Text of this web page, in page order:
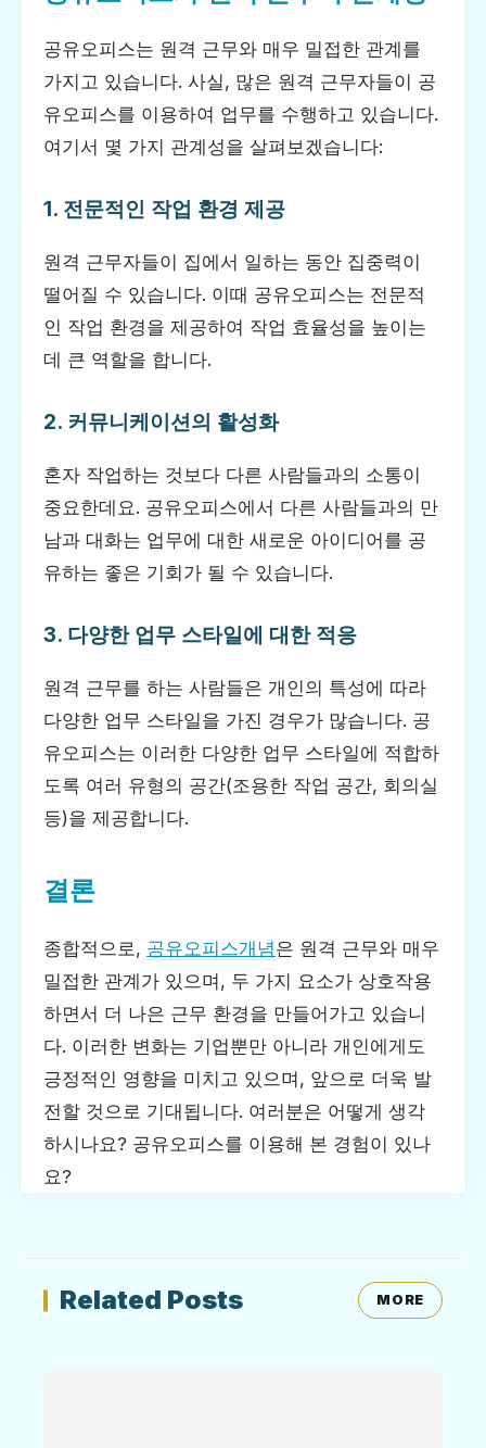
공유오피스는 원격 근무와 매우 밀접한 관계를
가지고 있습니다. 사실, 많은 원격 근무자들이 공
유오피스를 이용하여 업무를 수행하고 있습니다.
여기서 몇 가지 관계성을 살펴보겠습니다:
1. 전문적인 작업 환경 제공
원격 근무자들이 집에서 일하는 동안 집중력이
떨어질 수 있습니다. 이때 공유오피스는 전문적
인 작업 환경을 제공하여 작업 효율성을 높이는
데 큰 역할을 합니다.
2. 커뮤니케이션의 활성화
혼자 작업하는 것보다 다른 사람들과의 소통이
중요한데요. 공유오피스에서 다른 사람들과의 만
남과 대화는 업무에 대한 새로운 아이디어를 공
유하는 좋은 기회가 될 수 있습니다.
3. 다양한 업무 스타일에 대한 적응
원격 근무를 하는 사람들은 개인의 특성에 따라
다양한 업무 스타일을 가진 경우가 많습니다. 공
유오피스는 이러한 다양한 업무 스타일에 적합하
도록 여러 유형의 공간(조용한 작업 공간, 회의실
등)을 제공합니다.
결론
종합적으로, 공유오피스개념은 원격 근무와 매우
밀접한 관계가 있으며, 두 가지 요소가 상호작용
하면서 더 나은 근무 환경을 만들어가고 있습니
다. 이러한 변화는 기업뿐만 아니라 개인에게도
긍정적인 영향을 미치고 있으며, 앞으로 더욱 발
전할 것으로 기대됩니다. 여러분은 어떻게 생각
하시나요? 공유오피스를 이용해 본 경험이 있나
요?
Related Posts MORE